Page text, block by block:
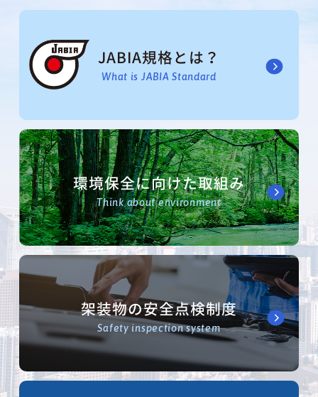
JABIA規格とは？
What is JABIA Standard
環境保全に向けた取組み
Think about environment
架装物の安全点検制度
Safety inspection system